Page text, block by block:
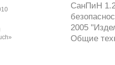
СанПиН
2005
Общие